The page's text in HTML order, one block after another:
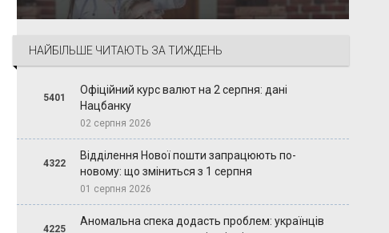
НАЙБІЛЬШЕ ЧИТАЮТЬ ЗА ТИЖДЕНЬ
5401
Офіційний курс валют на 2 серпня: дані
Нацбанку
02 серпня 2026
4322
Відділення Нової пошти запрацюють по-
новому: що зміниться з 1 серпня
01 серпня 2026
4225
Аномальна спека додасть проблем: українців